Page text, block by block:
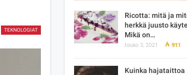
TEKNOLOGIAT
Ricotta: mitä ja
herkkä juusto
Mikä on…
touko 3, 2021 911
Kuinka hajataittoa